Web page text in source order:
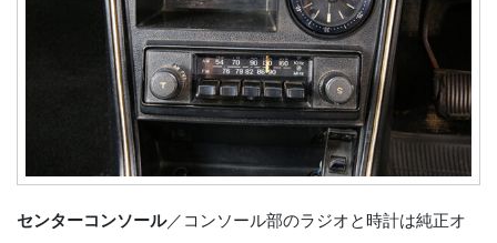
センターコンソール／コンソール部のラジオと時計は純正オ